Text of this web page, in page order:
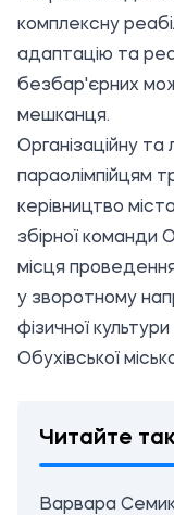
комплексну
адаптацію та
безбар'єрних
мешканця.
Організаційну та
параолімпійцям
керівництво
збірної команди
місця
у зворотному
фізичної
Обухівської
Читайте
Варвара